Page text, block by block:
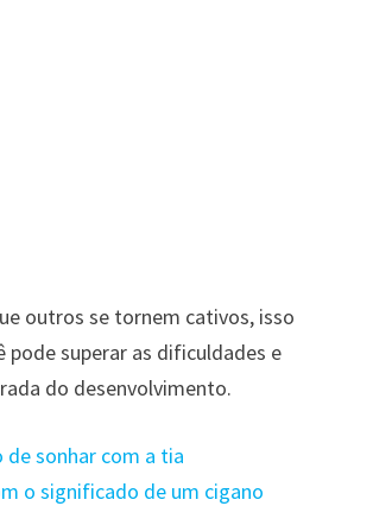
outros se tornem cativos, isso
pode superar as dificuldades e
do desenvolvimento.
de sonhar com a tia
o significado de um cigano